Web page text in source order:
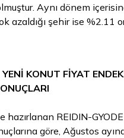
Aynı dönem
azaldığı şehir ise %2.11
YENİ KONUT FİYAT
hazırlanan REIDIN-
göre, Ağustos